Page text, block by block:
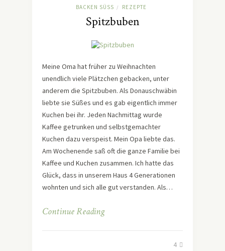
BACKEN SÜSS / REZEPTE
Spitzbuben
Meine Oma hat früher zu Weihnachten
unendlich viele Plätzchen gebacken, unter
anderem die Spitzbuben. Als Donauschwäbin
liebte sie Süßes und es gab eigentlich immer
Kuchen bei ihr. Jeden Nachmittag wurde
Kaffee getrunken und selbstgemachter
Kuchen dazu verspeist. Mein Opa liebte das.
Am Wochenende saß oft die ganze Familie bei
Kaffee und Kuchen zusammen. Ich hatte das
Glück, dass in unserem Haus 4 Generationen
wohnten und sich alle gut verstanden. Als…
Continue Reading
4